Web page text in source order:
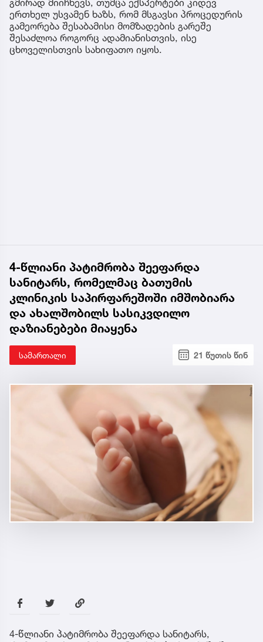
ერთხელ უსვამენ ხაზს, რომ მსგავსი პროცედურის
გამეორება შესაბამისი მომზადების გარეშე
შესაძლოა როგორც ადამიანისთვის, ისე
ცხოველისთვის სახიფათო იყოს.
4-წლიანი პატიმრობა შეეფარდა
სანიტარს, რომელმაც ბათუმის
კლინიკის საპირფარეშოში იმშობიარა
და ახალშობილს სასიკვდილო
დაზიანებები მიაყენა
სამართალი 21 წუთის წინ
4-წლიანი პატიმრობა შეეფარდა სანიტარს,